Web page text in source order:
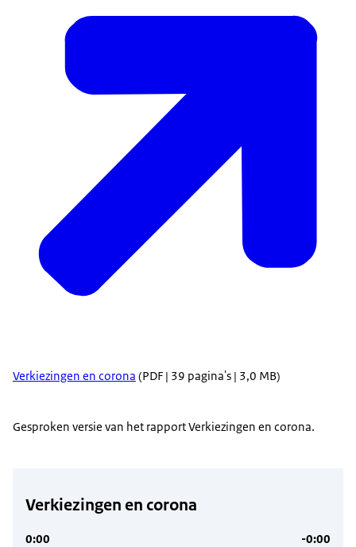
Verkiezingen en corona (PDF | 39 pagina's | 3,0 MB)
Gesproken versie van het rapport Verkiezingen en corona.
Verkiezingen en corona
0:00
-0:00